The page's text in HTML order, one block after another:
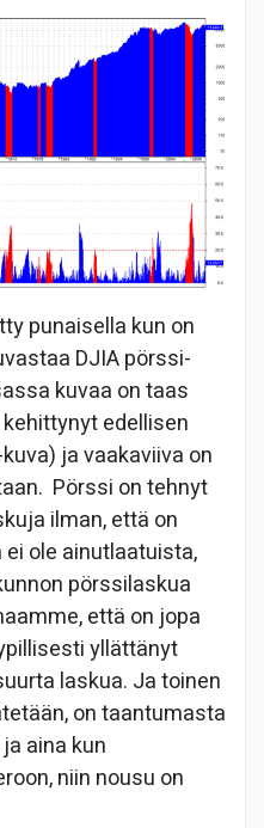
punaisella kun on
DJIA pörssi-
kuvaa on taas
edellisen
ja vaakaviiva on
Pörssi on tehnyt
ilman, että on
ole ainutlaatuista,
pörssilaskua
että on jopa
yllättänyt
laskua. Ja toinen
on taantumasta
aina kun
niin nousu on